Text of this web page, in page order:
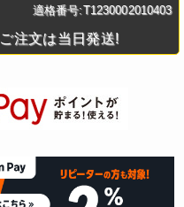
適格番号:T1230002010403
注文は当日発送!